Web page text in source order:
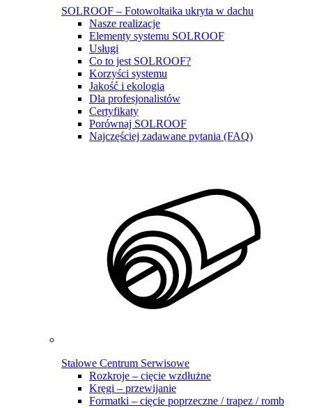
SOLROOF – Fotowoltaika ukryta w dachu
Nasze realizacje
Elementy systemu SOLROOF
Usługi
Co to jest SOLROOF?
Korzyści systemu
Jakość i ekologia
Dla profesjonalistów
Certyfikaty
Porównaj SOLROOF
Najczęściej zadawane pytania (FAQ)
Stalowe Centrum Serwisowe
Rozkroje – cięcie wzdłużne
Kręgi – przewijanie
Formatki – cięcie poprzeczne / trapez / romb